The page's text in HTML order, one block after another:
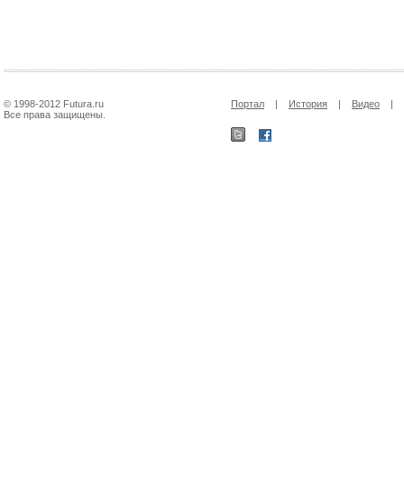
© 1998-2012 Futura.ru
Все права защищены.
Портал | История | Видео |